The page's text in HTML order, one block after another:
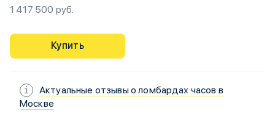
1 417 500 руб.
Купить
Актуальные отзывы о ломбардах часов в
Москве